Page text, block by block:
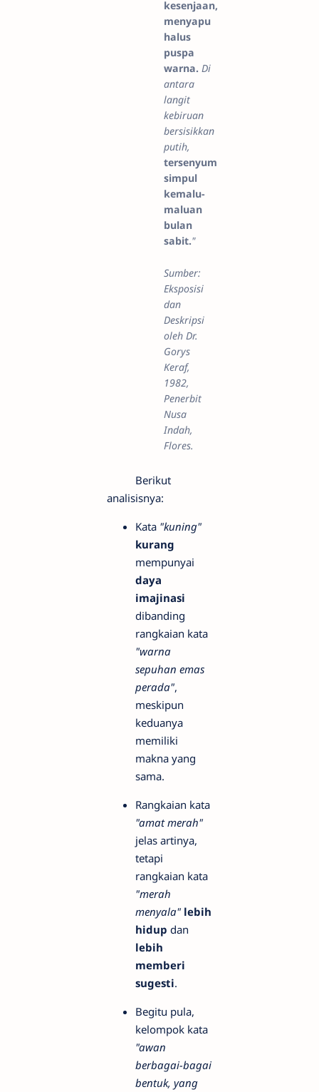
kesenjaan,
menyapu
halus
puspa
warna. Di
antara
langit
kebiruan
bersisikkan
putih,
tersenyum
simpul
kemalu-
maluan
bulan
sabit."
Sumber:
Eksposisi
dan
Deskripsi
oleh Dr.
Gorys
Keraf,
1982,
Penerbit
Nusa
Indah,
Flores.
Berikut
analisisnya:
Kata "kuning"
kurang
mempunyai
daya
imajinasi
dibanding
rangkaian kata
"warna
sepuhan emas
perada",
meskipun
keduanya
memiliki
makna yang
sama.
Rangkaian kata
"amat merah"
jelas artinya,
tetapi
rangkaian kata
"merah
menyala" lebih
hidup dan
lebih
memberi
sugesti.
Begitu pula,
kelompok kata
"awan
berbagai-bagai
bentuk, yang